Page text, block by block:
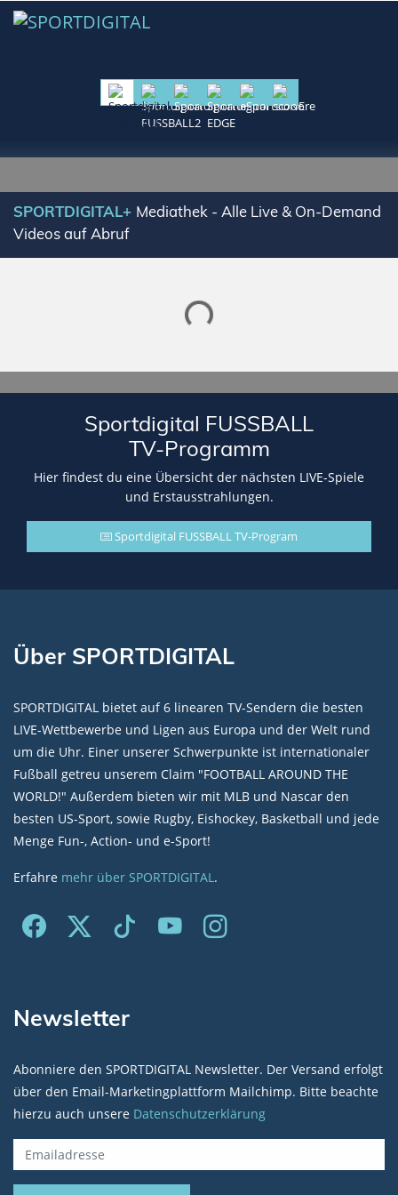
SPORTDIGITAL+ Mediathek - Alle Live & On-Demand
Videos auf Abruf
Lade SPORTDIGITAL+ Mediathek
Sportdigital FUSSBALL
TV-Programm
Hier findest du eine Übersicht der nächsten LIVE-Spiele
und Erstausstrahlungen.
Sportdigital FUSSBALL TV-Program
Über SPORTDIGITAL
SPORTDIGITAL bietet auf 6 linearen TV-Sendern die besten
LIVE-Wettbewerbe und Ligen aus Europa und der Welt rund
um die Uhr. Einer unserer Schwerpunkte ist internationaler
Fußball getreu unserem Claim "FOOTBALL AROUND THE
WORLD!" Außerdem bieten wir mit MLB und Nascar den
besten US-Sport, sowie Rugby, Eishockey, Basketball und jede
Menge Fun-, Action- und e-Sport!
Erfahre mehr über SPORTDIGITAL.
Newsletter
Abonniere den SPORTDIGITAL Newsletter. Der Versand erfolgt
über den Email-Marketingplattform Mailchimp. Bitte beachte
hierzu auch unsere Datenschutzerklärung